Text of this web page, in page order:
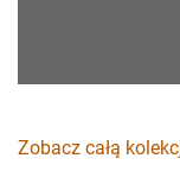
Zobacz całą